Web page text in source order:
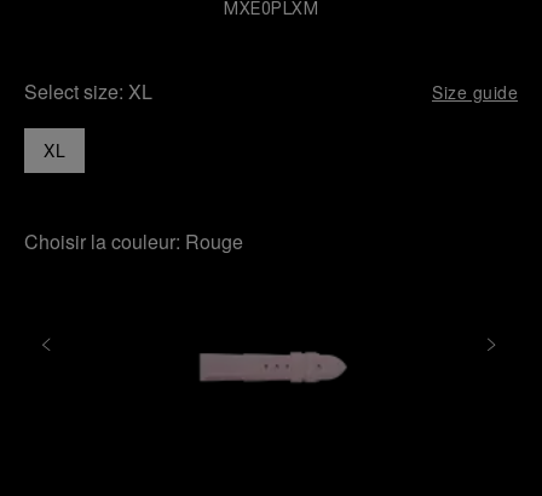
MXE0PLXM
Select size: XL Size guide
XL
Choisir la couleur: Rouge